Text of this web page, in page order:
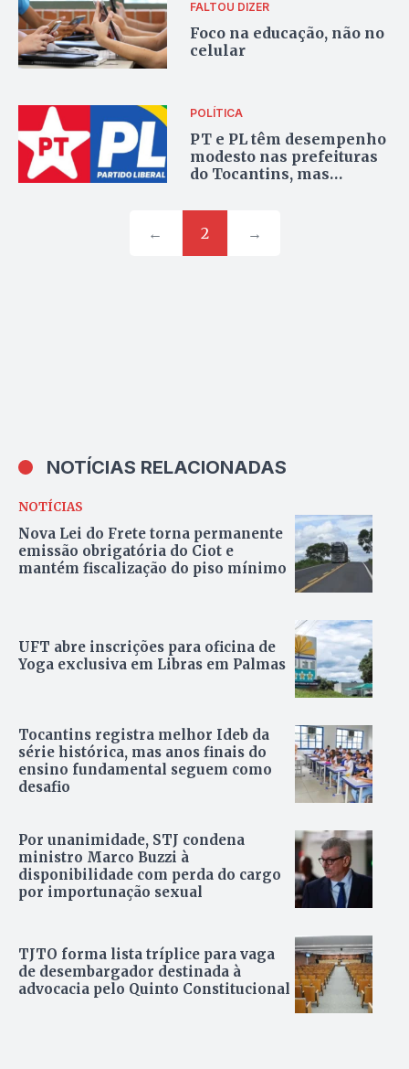
FALTOU DIZER
Foco na educação, não no
celular
POLÍTICA
PT e PL têm desempenho
modesto nas prefeituras
do Tocantins, mas
em capitais no Brasil
←
2 →
NOTÍCIAS RELACIONADAS
NOTÍCIAS
Nova Lei do Frete torna permanente
emissão obrigatória do Ciot e
mantém fiscalização do piso mínimo
UFT abre inscrições para oficina de
Yoga exclusiva em Libras em Palmas
Tocantins registra melhor Ideb da
série histórica, mas anos finais do
ensino fundamental seguem como
desafio
Por unanimidade, STJ condena
ministro Marco Buzzi à
disponibilidade com perda do cargo
por importunação sexual
TJTO forma lista tríplice para vaga
de desembargador destinada à
advocacia pelo Quinto Constitucional